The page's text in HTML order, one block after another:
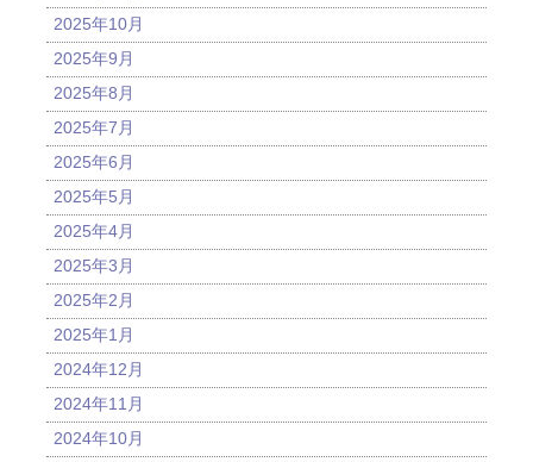
2025年10月
2025年9月
2025年8月
2025年7月
2025年6月
2025年5月
2025年4月
2025年3月
2025年2月
2025年1月
2024年12月
2024年11月
2024年10月